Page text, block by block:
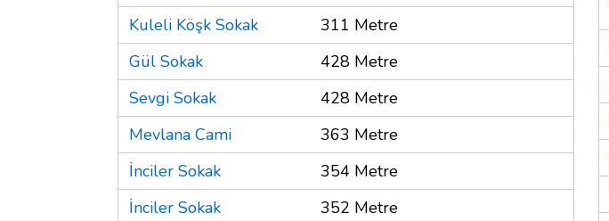
Kuleli Köşk Sokak
311 Metre
Gül Sokak
428 Metre
Sevgi Sokak
428 Metre
Mevlana Cami
363 Metre
İnciler Sokak
354 Metre
İnciler Sokak
352 Metre